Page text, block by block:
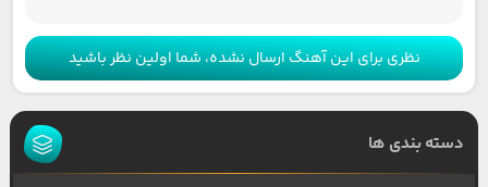
نظری برای این آهنگ ارسال نشده، شما اولین نظر باشید
دسته بندی ها